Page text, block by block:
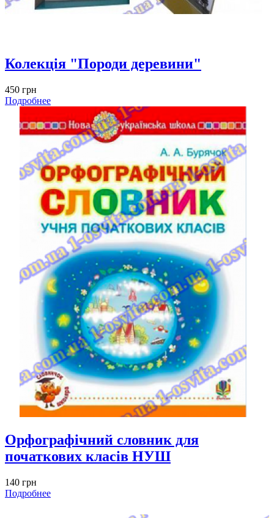
Колекція "Породи деревини"
450 грн
Подробнее
Орфографічний словник для
початкових класів НУШ
140 грн
Подробнее